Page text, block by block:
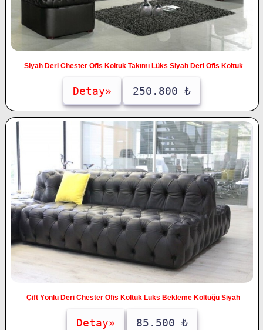
Siyah Deri Chester Ofis Koltuk Takımı Lüks Siyah Deri Ofis Koltuk
Detay» 250.800 ₺
Çift Yönlü Deri Chester Ofis Koltuk Lüks Bekleme Koltuğu Siyah
Detay» 85.500 ₺